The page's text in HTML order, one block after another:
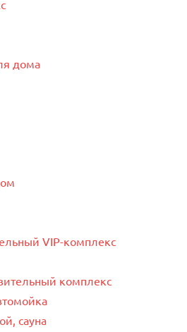
дома
VIP-комплекс
комплекс
сауна